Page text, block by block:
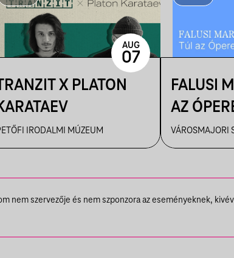
X PLATON
IRODALMI MÚZEUM
AUG
07
FALUSI
AZ
VÁROSMAJORI
szervezője és nem szponzora az eseményeknek,